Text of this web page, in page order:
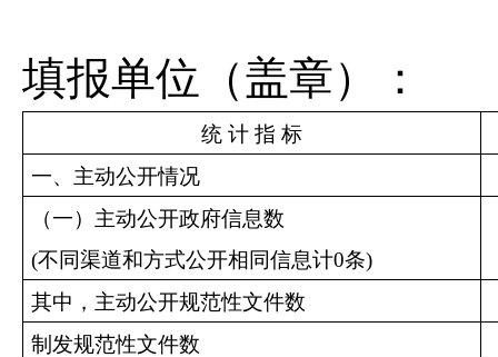
填报单位（盖章）：
统 计 指 标
一、主动公开情况
（一）主动公开政府信息数
(不同渠道和方式公开相同信息计0条)
其中，主动公开规范性文件数
制发规范性文件数